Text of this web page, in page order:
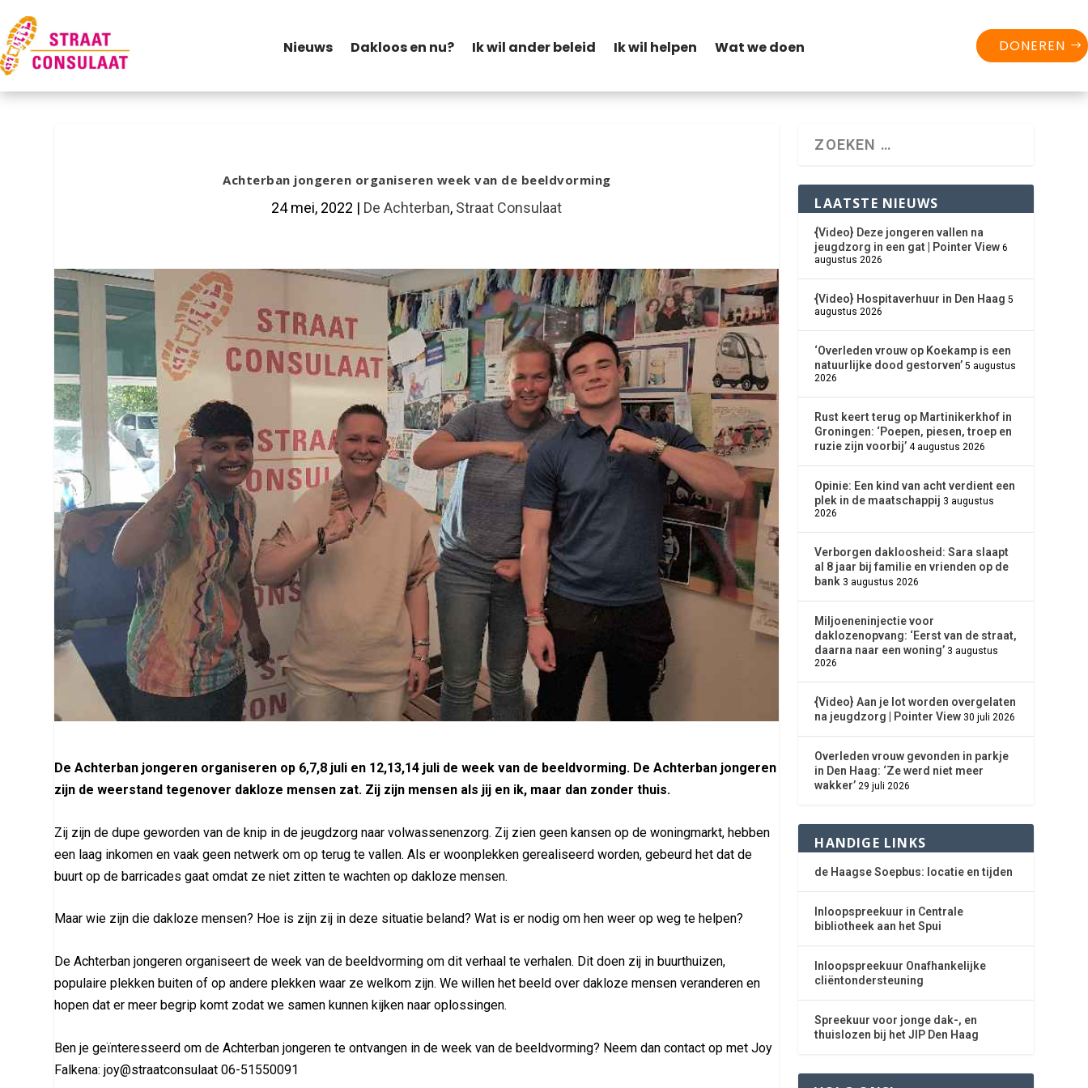
Nieuws Dakloos en nu? Ik wil ander beleid Ik wil helpen Wat we doen DONEREN
Achterban jongeren organiseren week van de beeldvorming
24 mei, 2022 | De Achterban, Straat Consulaat
De Achterban jongeren organiseren op 6,7,8 juli en 12,13,14 juli de week van de beeldvorming. De Achterban jongeren
zijn de weerstand tegenover dakloze mensen zat. Zij zijn mensen als jij en ik, maar dan zonder thuis.
Zij zijn de dupe geworden van de knip in de jeugdzorg naar volwassenenzorg. Zij zien geen kansen op de woningmarkt, hebben
een laag inkomen en vaak geen netwerk om op terug te vallen. Als er woonplekken gerealiseerd worden, gebeurd het dat de
buurt op de barricades gaat omdat ze niet zitten te wachten op dakloze mensen.
Maar wie zijn die dakloze mensen? Hoe is zijn zij in deze situatie beland? Wat is er nodig om hen weer op weg te helpen?
De Achterban jongeren organiseert de week van de beeldvorming om dit verhaal te verhalen. Dit doen zij in buurthuizen,
populaire plekken buiten of op andere plekken waar ze welkom zijn. We willen het beeld over dakloze mensen veranderen en
hopen dat er meer begrip komt zodat we samen kunnen kijken naar oplossingen.
Ben je geïnteresseerd om de Achterban jongeren te ontvangen in de week van de beeldvorming? Neem dan contact op met Joy
Falkena: joy@straatconsulaat 06-51550091
LAATSTE NIEUWS
{Video} Deze jongeren vallen na
jeugdzorg in een gat | Pointer View 6
augustus 2026
{Video} Hospitaverhuur in Den Haag 5
augustus 2026
‘Overleden vrouw op Koekamp is een
natuurlijke dood gestorven’ 5 augustus
2026
Rust keert terug op Martinikerkhof in
Groningen: ‘Poepen, piesen, troep en
ruzie zijn voorbij’ 4 augustus 2026
Opinie: Een kind van acht verdient een
plek in de maatschappij 3 augustus
2026
Verborgen dakloosheid: Sara slaapt
al 8 jaar bij familie en vrienden op de
bank 3 augustus 2026
Miljoeneninjectie voor
daklozenopvang: ‘Eerst van de straat,
daarna naar een woning’ 3 augustus
2026
{Video} Aan je lot worden overgelaten
na jeugdzorg | Pointer View 30 juli 2026
Overleden vrouw gevonden in parkje
in Den Haag: ‘Ze werd niet meer
wakker’ 29 juli 2026
HANDIGE LINKS
de Haagse Soepbus: locatie en tijden
Inloopspreekuur in Centrale
bibliotheek aan het Spui
Inloopspreekuur Onafhankelijke
cliëntondersteuning
Spreekuur voor jonge dak-, en
thuislozen bij het JIP Den Haag